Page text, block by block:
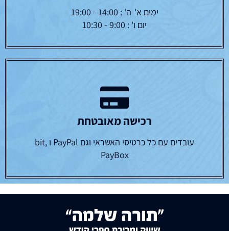
ימים א'-ה' : 14:00 - 19:00
יום ו' : 9:00 - 10:30
רכישה מאובטחת
עובדים עם כל כרטיסי האשראי וגם PayPal ו bit,
PayBox